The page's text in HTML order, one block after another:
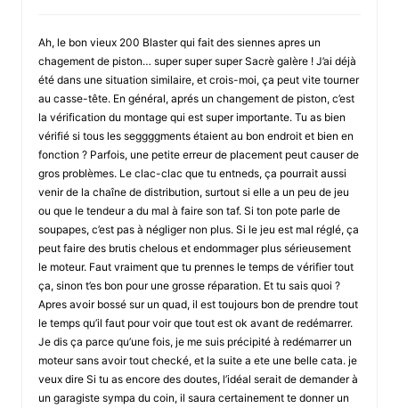
Ah, le bon vieux 200 Blaster qui fait des siennes apres un
chagement de piston… super super super Sacrè galère ! J’ai déjà
été dans une situation similaire, et crois-moi, ça peut vite tourner
au casse-tête. En général, aprés un changement de piston, c’est
la vérification du montage qui est super importante. Tu as bien
vérifié si tous les seggggments étaient au bon endroit et bien en
fonction ? Parfois, une petite erreur de placement peut causer de
gros problèmes. Le clac-clac que tu entneds, ça pourrait aussi
venir de la chaîne de distribution, surtout si elle a un peu de jeu
ou que le tendeur a du mal à faire son taf. Si ton pote parle de
soupapes, c’est pas à négliger non plus. Si le jeu est mal réglé, ça
peut faire des brutis chelous et endommager plus sérieusement
le moteur. Faut vraiment que tu prennes le temps de vérifier tout
ça, sinon t’es bon pour une grosse réparation. Et tu sais quoi ?
Apres avoir bossé sur un quad, il est toujours bon de prendre tout
le temps qu’il faut pour voir que tout est ok avant de redémarrer.
Je dis ça parce qu’une fois, je me suis précipité à redémarrer un
moteur sans avoir tout checké, et la suite a ete une belle cata. je
veux dire Si tu as encore des doutes, l’idéal serait de demander à
un garagiste sympa du coin, il saura certainement te donner un